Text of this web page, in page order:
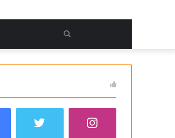
Search
for